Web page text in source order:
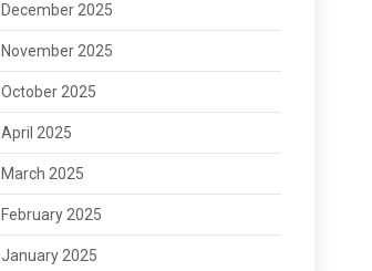
December 2025
November 2025
October 2025
April 2025
March 2025
February 2025
January 2025